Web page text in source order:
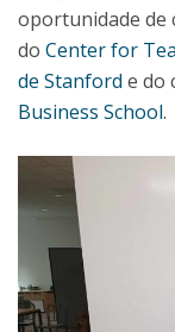
oportunidade de
do Center for
de Stanford e do
Business School.